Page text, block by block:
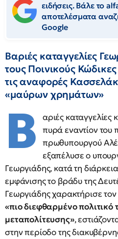
ειδήσεις. Βάλε το
αποτελέσματα
Google
Βαριές καταγγελίες
τους Ποινικούς
τις αναφορές
«μαύρων χρημάτων»
Β
αριές καταγγελίες
πυρά εναντίον του
πρωθυπουργού
εξαπέλυσε ο
Γεωργιάδης, κατά τη
εμφάνισης το βράδυ της
Γεωργιάδης χαρακτήρισε
«πιο διεφθαρμένο πολιτικό
μεταπολίτευσης»,
στην περίοδο της